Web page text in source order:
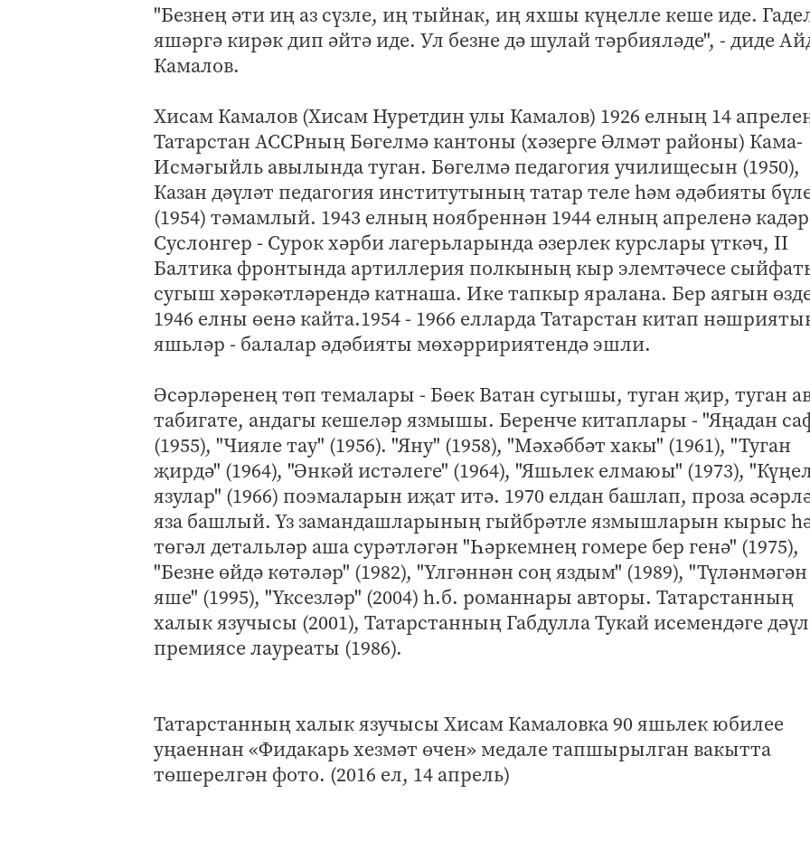
"Безнең әти иң аз сүзле, иң тыйнак, иң яхшы күңелле кеше иде.
яшәргә кирәк дип әйтә иде. Ул безне дә шулай тәрбияләде", - диде
Камалов.
Хисам Камалов (Хисам Нуретдин улы Камалов) 1926 елның 14
Татарстан АССРның Бөгелмә кантоны (хәзерге Әлмәт районы) Кама-
Исмәгыйль авылында туган. Бөгелмә педагогия училищесын (1950),
Казан дәүләт педагогия институтының татар теле һәм әдәбияты
(1954) тәмамлый. 1943 елның ноябреннән 1944 елның апреленә кадәр
Суслонгер - Сурок хәрби лагерьларында әзерлек курслары үткәч, II
Балтика фронтында артиллерия полкының кыр элемтәчесе
сугыш хәрәкәтләрендә катнаша. Ике тапкыр яралана. Бер аягын
1946 елны өенә кайта.1954 - 1966 елларда Татарстан китап
яшьләр - балалар әдәбияты мөхәрририятендә эшли.
Әсәрләренең төп темалары - Бөек Ватан сугышы, туган җир, туган
табигате, андагы кешеләр язмышы. Беренче китаплары - "Яңадан
(1955), "Чияле тау" (1956). "Яну" (1958), "Мәхәббәт хакы" (1961), "Туган
җирдә" (1964), "Әнкәй истәлеге" (1964), "Яшьлек елмаюы" (1973),
язулар" (1966) поэмаларын иҗат итә. 1970 елдан башлап, проза
яза башлый. Үз замандашларының гыйбрәтле язмышларын кырыс
төгәл детальләр аша сурәтләгән "Һәркемнең гомере бер генә" (1975),
"Безне өйдә көтәләр" (1982), "Үлгәннән соң яздым" (1989), "Түләнмәгән
яше" (1995), "Үксезләр" (2004) һ.б. романнары авторы. Татарстанның
халык язучысы (2001), Татарстанның Габдулла Тукай исемендәге
премиясе лауреаты (1986).
Татарстанның халык язучысы Хисам Камаловка 90 яшьлек юбилее
уңаеннан «Фидакарь хезмәт өчен» медале тапшырылган вакытта
төшерелгән фото. (2016 ел, 14 апрель)